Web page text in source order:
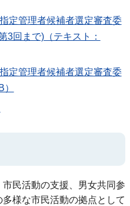
定管理者候補者選定審査委
3回まで)（テキスト：
定管理者候補者選定審査委
民活動の支援、男女共同参
様な市民活動の拠点として